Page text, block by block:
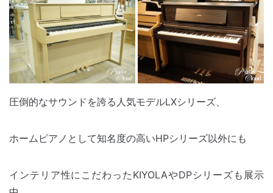
圧倒的なサウンドを誇る人気モデルLXシリーズ、
ホームピアノとして知名度の高いHPシリーズ以外にも
インテリア性にこだわったKIYOLAやDPシリーズも展示